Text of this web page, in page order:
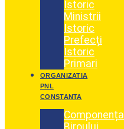
Istoric
Ministrii
Istoric
Prefecți
Istoric
Primari
ORGANIZATIA
PNL
CONSTANTA
Componența